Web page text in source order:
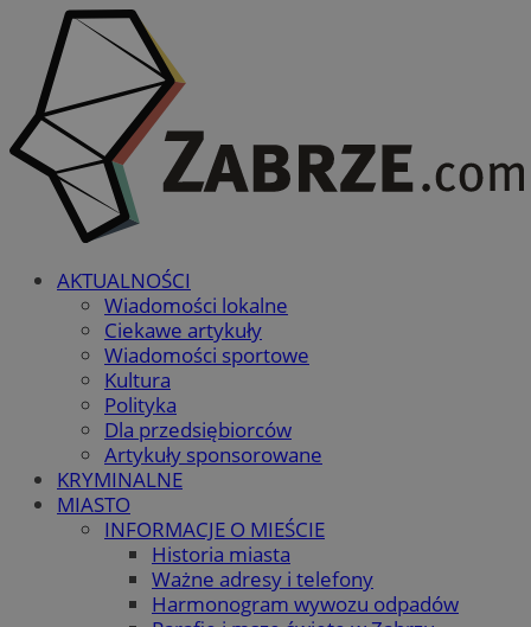
AKTUALNOŚCI
Wiadomości lokalne
Ciekawe artykuły
Wiadomości sportowe
Kultura
Polityka
Dla przedsiębiorców
Artykuły sponsorowane
KRYMINALNE
MIASTO
INFORMACJE O MIEŚCIE
Historia miasta
Ważne adresy i telefony
Harmonogram wywozu odpadów